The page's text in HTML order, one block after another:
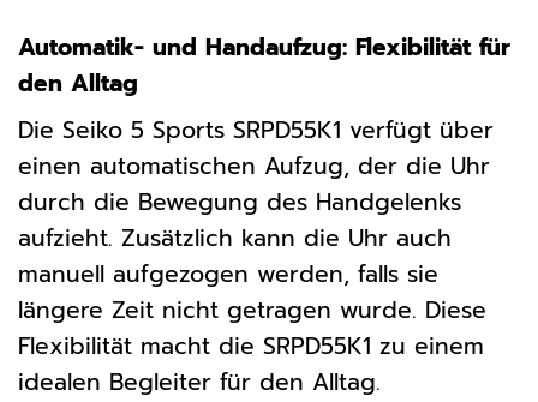
Automatik- und Handaufzug: Flexibilität für
den Alltag
Die Seiko 5 Sports SRPD55K1 verfügt über
einen automatischen Aufzug, der die Uhr
durch die Bewegung des Handgelenks
aufzieht. Zusätzlich kann die Uhr auch
manuell aufgezogen werden, falls sie
längere Zeit nicht getragen wurde. Diese
Flexibilität macht die SRPD55K1 zu einem
idealen Begleiter für den Alltag.